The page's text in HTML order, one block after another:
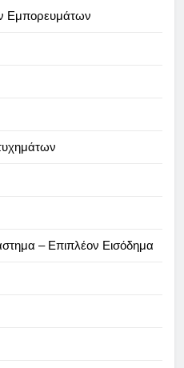
Εμπορευμάτων
– Επιπλέον Εισόδημα